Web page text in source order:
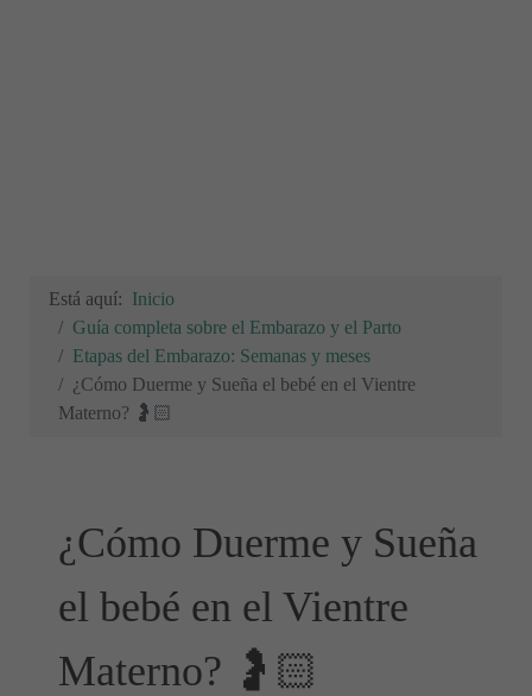
Está aquí: Inicio
Guía completa sobre el Embarazo y el Parto
Etapas del Embarazo: Semanas y meses
¿Cómo Duerme y Sueña el bebé en el Vientre
Materno? 🤰🏻
¿Cómo Duerme y Sueña
el bebé en el Vientre
Materno? 🤰🏻